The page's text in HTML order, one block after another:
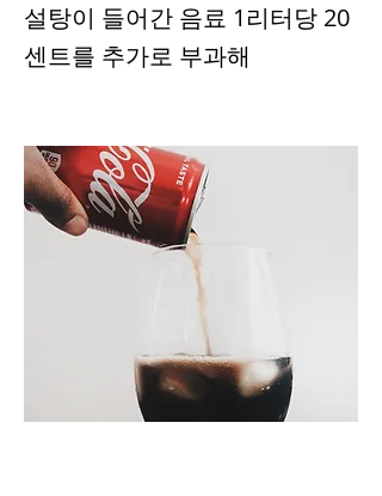
설탕이 들어간 음료 1리터당 20
센트를 추가로 부과해